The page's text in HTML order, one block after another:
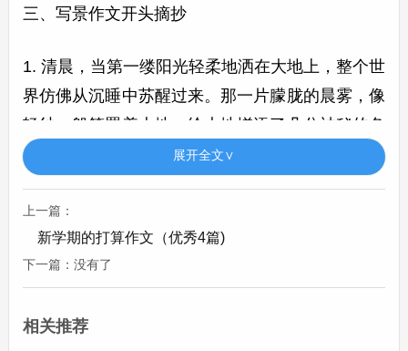
三、写景作文开头摘抄
1. 清晨，当第一缕阳光轻柔地洒在大地上，整个世
界仿佛从沉睡中苏醒过来。那一片朦胧的晨雾，像
轻纱一般笼罩着大地，给大地增添了几分神秘的色
彩。远处的山峦在晨雾中若隐若现，像是一幅水墨
2. 天空是湛蓝湛蓝的，像一块巨大的蓝宝石，纯净
得没有一丝杂质。一朵朵洁白如雪的云朵在天空中
的小动物，时而又变成各种各样的形状，给天空增
展开全文∨
上一篇：
新学期的打算作文（优秀4篇)
下一篇：没有了
相关推荐